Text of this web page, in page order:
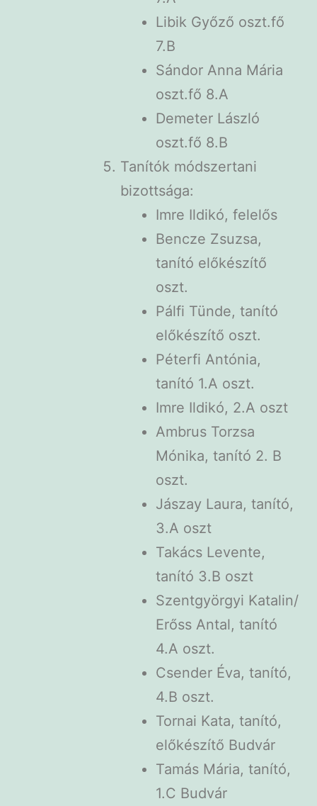
Libik Győző oszt.fő
7.B
Sándor Anna Mária
oszt.fő 8.A
Demeter László
oszt.fő 8.B
Tanítók módszertani
bizottsága:
Imre Ildikó, felelős
Bencze Zsuzsa,
tanító előkészítő
oszt.
Pálfi Tünde, tanító
előkészítő oszt.
Péterfi Antónia,
tanító 1.A oszt.
Imre Ildikó, 2.A oszt
Ambrus Torzsa
Mónika, tanító 2. B
oszt.
Jászay Laura, tanító,
3.A oszt
Takács Levente,
tanító 3.B oszt
Szentgyörgyi Katalin/
Erőss Antal, tanító
4.A oszt.
Csender Éva, tanító,
4.B oszt.
Tornai Kata, tanító,
előkészítő Budvár
Tamás Mária, tanító,
1.C Budvár